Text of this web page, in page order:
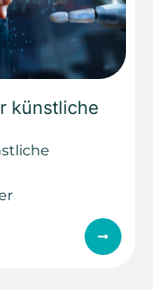
künstliche